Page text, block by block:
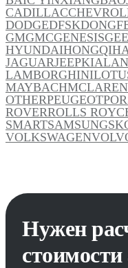
CADILLAC
DODGEDFSK
GMGMCGENESIS
HYUNDAIHONGQI
JAGUARJEEPKIA
LAMBORGHINI
MAYBACHMCLAREN
OTHERPEUGEOT
ROVERROLLS
SMARTSAMSUNG
VOLKSWAGEN
Нужен
стоимости